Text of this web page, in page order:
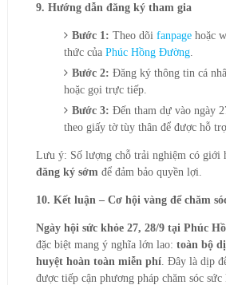
9. Hướng dẫn đăng ký tham gia
Bước 1: Theo dõi fanpage hoặc
thức củaPhúc Hồng Đường.
Bước 2: Đăng ký thông tin cá
hoặc gọi trực tiếp.
Bước 3: Đến tham dự vào ngày
theo giấy tờ tùy thân để được hỗ
Lưu ý: Số lượng chỗ trải nghiệm có giới
đăng ký sớm để đảm bảo quyền lợi.
10. Kết luận – Cơ hội vàng để chăm
Ngày hội sức khỏe 27, 28/9 tại Phúc
đặc biệt mang ý nghĩa lớn lao: toàn bộ
huyệt hoàn toàn miễn phí. Đây là dịp
được tiếp cận phương pháp chăm sóc sức